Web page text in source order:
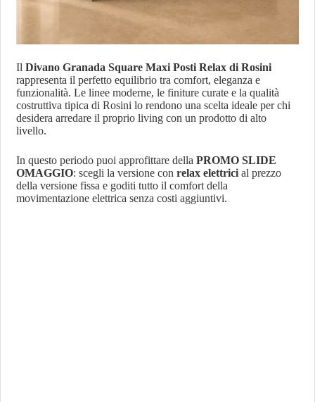
IlDivano Granada Square Maxi Posti Relax di Rosini
rappresenta il perfetto equilibrio tra comfort, eleganza e
funzionalità. Le linee moderne, le finiture curate e la qualità
costruttiva tipica di Rosini lo rendono una scelta ideale per chi
desidera arredare il proprio living con un prodotto di alto
livello.
In questo periodo puoi approfittare dellaPROMO SLIDE
OMAGGIO: scegli la versione conrelax elettrici al prezzo
della versione fissa e goditi tutto il comfort della
movimentazione elettrica senza costi aggiuntivi.